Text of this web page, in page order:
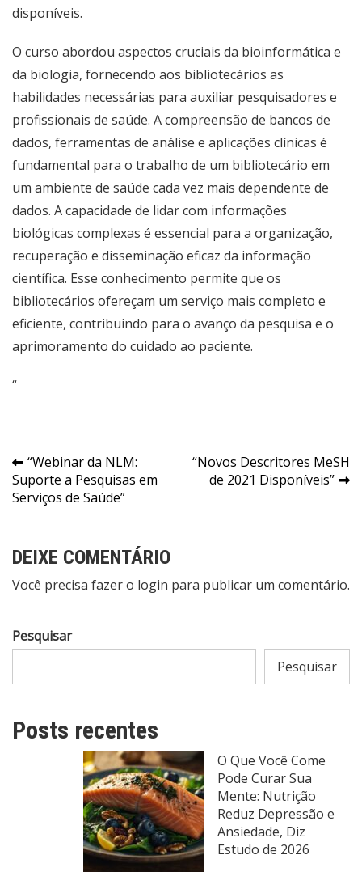
disponíveis.
O curso abordou aspectos cruciais da bioinformática e
da biologia, fornecendo aos bibliotecários as
habilidades necessárias para auxiliar pesquisadores e
profissionais de saúde. A compreensão de bancos de
dados, ferramentas de análise e aplicações clínicas é
fundamental para o trabalho de um bibliotecário em
um ambiente de saúde cada vez mais dependente de
dados. A capacidade de lidar com informações
biológicas complexas é essencial para a organização,
recuperação e disseminação eficaz da informação
científica. Esse conhecimento permite que os
bibliotecários ofereçam um serviço mais completo e
eficiente, contribuindo para o avanço da pesquisa e o
aprimoramento do cuidado ao paciente.
“
Navegação
de
“Webinar da NLM:
Suporte a Pesquisas em
Serviços de Saúde”
“Novos Descritores MeSH
de 2021 Disponíveis”
DEIXE COMENTÁRIO
Você precisa fazer o login para publicar um comentário.
Pesquisar
Pesquisar
Posts recentes
O Que Você Come
Pode Curar Sua
Mente: Nutrição
Reduz Depressão e
Ansiedade, Diz
Estudo de 2026